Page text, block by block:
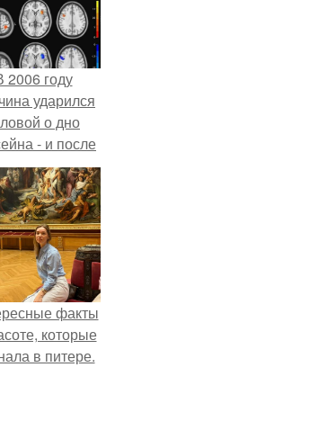
2006 году
ударился
о дно
- и после
его жизнь
самым
образом.
факты
которые
в питере.